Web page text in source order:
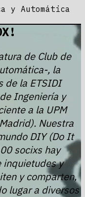
y Automática
de Club de
, la
de la ETSIDI
Ingeniería y
a la UPM
Nuestra
DIY (Do It
socixs hay
inquietudes y
y comparten,
lugar a diversos